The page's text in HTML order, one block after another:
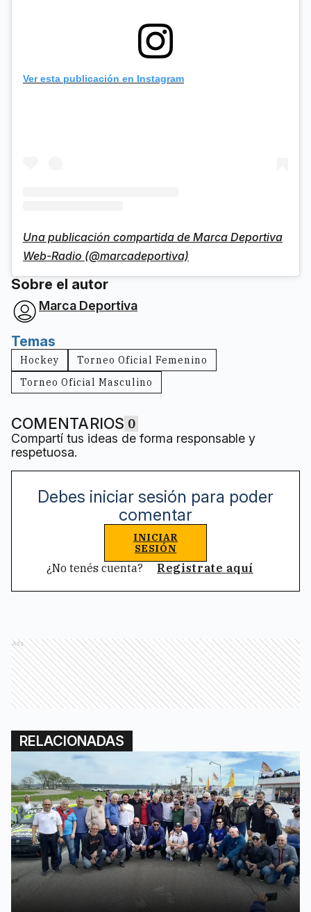
Ver esta publicación en Instagram
Una publicación compartida de Marca Deportiva
Web-Radio (@marcadeportiva)
Sobre el autor
Marca Deportiva
Temas
Hockey
Torneo Oficial Femenino
Torneo Oficial Masculino
COMENTARIOS 0
Compartí tus ideas de forma responsable y
respetuosa.
Debes iniciar sesión para poder
comentar
INICIAR
SESIÓN
¿No tenés cuenta? Registrate aquí
Ads
RELACIONADAS